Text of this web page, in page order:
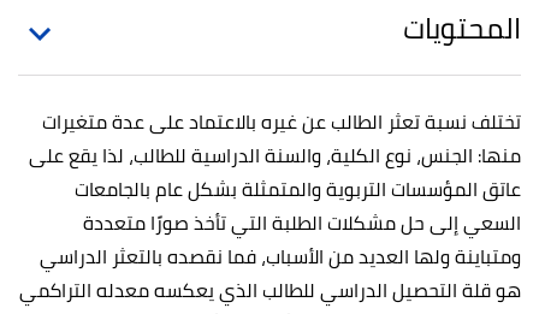
المحتويات
تختلف نسبة تعثر الطالب عن غيره بالاعتماد على عدة متغيرات
منها: الجنس، نوع الكلية، والسنة الدراسية للطالب، لذا يقع على
عاتق المؤسسات التربوية والمتمثلة بشكل عام بالجامعات
السعي إلى حل مشكلات الطلبة التي تأخذ صورًا متعددة
ومتباينة ولها العديد من الأسباب، فما نقصده بالتعثر الدراسي
هو قلة التحصيل الدراسي للطالب الذي يعكسه معدله التراكمي